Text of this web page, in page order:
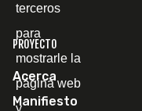
PROYECTO
Acerca
Manifiesto
terceros
para
mostrarle la
página web
y